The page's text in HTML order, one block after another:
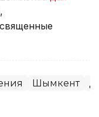
Шымкент